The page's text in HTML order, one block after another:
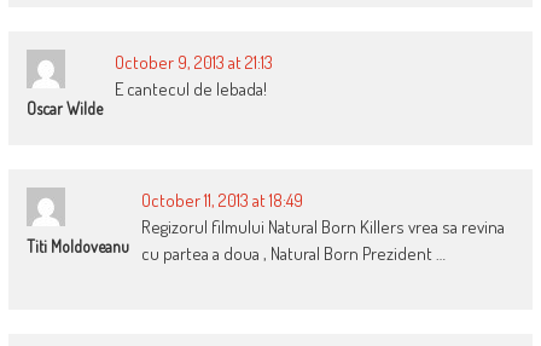
Oscar Wilde
October 9, 2013 at 21:13
E cantecul de lebada!
Titi Moldoveanu
October 11, 2013 at 18:49
Regizorul filmului Natural Born Killers vrea sa revina
cu partea a doua , Natural Born Prezident …